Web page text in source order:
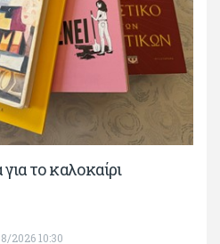
το καλοκαίρι
2026 10:30